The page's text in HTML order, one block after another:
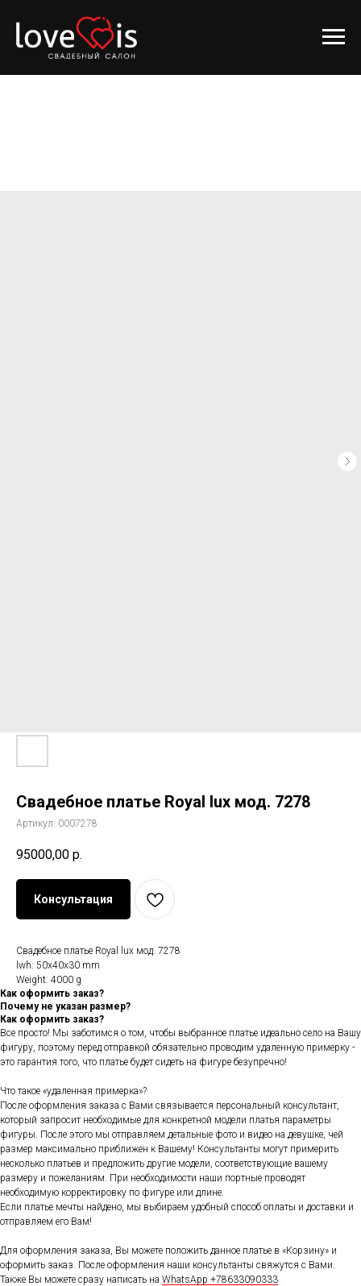
Свадебное платье Royal lux мод. 7278
Артикул: 0007278
95000,00 р.
Консультация
Свадебное платье Royal lux мод. 7278
lwh: 50x40x30 mm
Weight: 4000 g
Как оформить заказ?
Почему не указан размер?
Как оформить заказ?
Все просто! Мы заботимся о том, чтобы выбранное платье идеально село на Вашу
фигуру, поэтому перед отправкой обязательно проводим удаленную примерку -
это гарантия того, что платье будет сидеть на фигуре безупречно!
Что такое «удаленная примерка»?
После оформления заказа с Вами связывается персональный консультант,
который запросит необходимые для конкретной модели платья параметры
фигуры. После этого мы отправляем детальные фото и видео на девушке, чей
размер максимально приближен к Вашему! Консультанты могут примерить
несколько платьев и предложить другие модели, соответствующие вашему
размеру и пожеланиям. При необходимости наши портные проводят
необходимую корректировку по фигуре или длине.
Если платье мечты найдено, мы выбираем удобный способ оплаты и доставки и
отправляем его Вам!
Для оформления заказа, Вы можете положить данное платье в «Корзину» и
оформить заказ. После оформления наши консультанты свяжутся с Вами.
Также Вы можете сразу написать на WhatsApp +78633090333